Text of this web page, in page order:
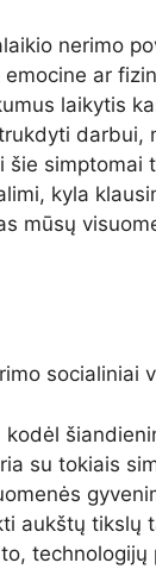
nerimo
ar
laikytis
darbui,
šie simptomai
kyla
mūsų
socialiniai
kodėl
su tokiais
aukštų tikslų
technologijų